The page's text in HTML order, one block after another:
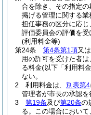
合を除き、その指定の
掲げる管理に関する業
担任事務の区分に応じ
評価委員会の評価を受
(利用料金等)
第24条
第4条第1項又は
用の許可を受けた者
る料金(以下「利用料
ない。
2
利用料金は、 別表第4
管理者が市長の承認を
3
第19条及び第20条の
る。
この場合におい